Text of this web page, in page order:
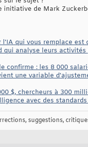
initiative de Mark
l'IA qui vous remplace
qui analyse leurs
confirme : les 8 000
une variable
$, chercheurs à 300
avec des
suggestions,